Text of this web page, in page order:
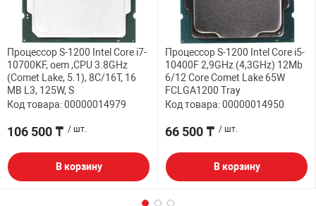
Процессор S-1200 Intel Сore i7-
10700KF, oem ,СPU 3.8GHz
(Comet Lake, 5.1), 8C/16T, 16
MB L3, 125W, S
Код товара: 00000014979
106 500 ₸ / шт.
В корзину
Процессор S-1200 Intel Core i5-
10400F 2,9GHz (4,3GHz) 12Mb
6/12 Core Comet Lake 65W
FCLGA1200 Tray
Код товара: 00000014950
66 500 ₸ / шт.
В корзину